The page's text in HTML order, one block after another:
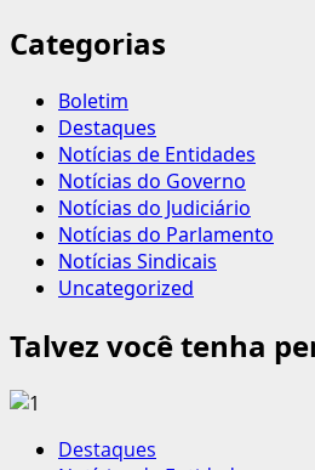
Categorias
Boletim
Destaques
Notícias de Entidades
Notícias do Governo
Notícias do Judiciário
Notícias do Parlamento
Notícias Sindicais
Uncategorized
Talvez você tenha
Destaques